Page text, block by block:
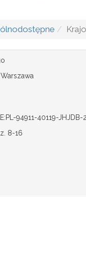
94911-40119-JHJDB-
8-16